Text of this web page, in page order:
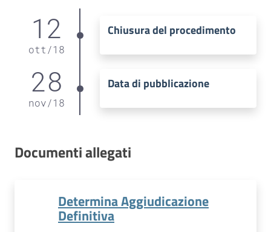
12
ott /18
Chiusura del procedimento
28
nov/18
Data di pubblicazione
Documenti allegati
Determina Aggiudicazione
Definitiva